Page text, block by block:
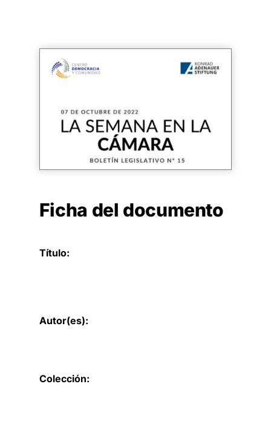
Ficha del documento
Título:
Autor(es):
Colección: